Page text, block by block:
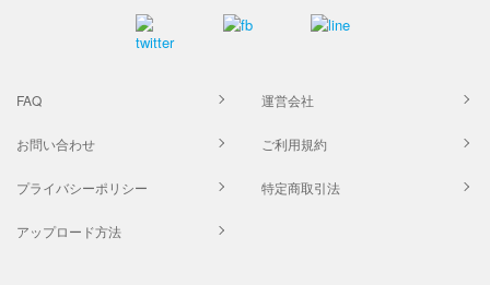
FAQ 運営会社
お問い合わせ ご利用規約
プライバシーポリシー 特定商取引法
アップロード方法